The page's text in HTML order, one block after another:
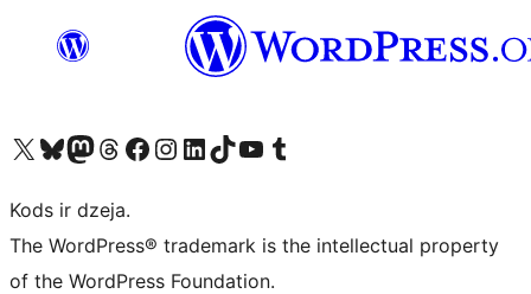
Apmeklējiet mūsu X (agrāk Twitter) kontu
Apmeklējiet mūsu Bluesky kontu
Apmeklējiet mūsu Mastodon kontu
Apmeklējiet mūsu Threads kontu
Apmeklējiet mūsu Facebook lapuApmeklējiet mūsu Instagram kontu
Apmeklējiet mūsu LinkedIn kontu
Apmeklējiet mūsu TikTok kontu
Apmeklējiet mūsu YouTube kanālu
Apmeklējiet mūsu Tumblr kontu
Kods ir dzeja.
The WordPress® trademark is the intellectual property
of the WordPress Foundation.